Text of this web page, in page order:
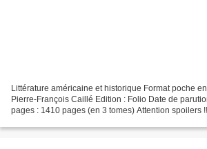
Littérature américaine et historique Format poche
Pierre-François Caillé Edition : Folio Date de
pages : 1410 pages (en 3 tomes) Attention spoilers